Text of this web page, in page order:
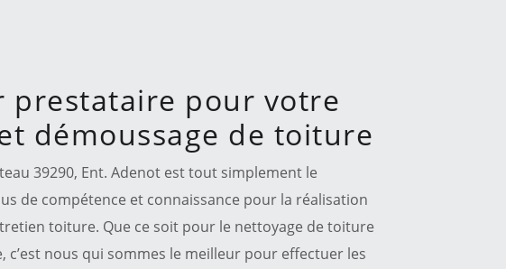
prestataire pour votre
démoussage de toiture
39290, Ent. Adenot est tout simplement le
de compétence et connaissance pour la réalisation
toiture. Que ce soit pour le nettoyage de toiture
c’est nous qui sommes le meilleur pour effectuer les